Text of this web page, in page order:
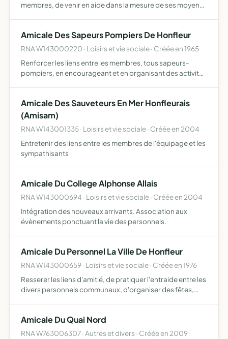
membres, de venir en aide dans la mesure de ses moyens
Amicale Des Sapeurs Pompiers De Honfleur
RNA W143000220 · Loisirs et vie sociale · Créée en 1965
Renforcer les liens entre les membres, tous sapeurs-
pompiers, en encourageant et en organisant des activités
travers dive…
Amicale Des Sauveteurs En Mer Honfleurais
(Amisam)
RNA W143001335 · Loisirs et vie sociale · Créée en 2004
Entretenir des liens entre les membres de l'équipage et les
sympathisants
Amicale Du College Alphonse Allais
RNA W143000694 · Loisirs et vie sociale · Créée en 2004
Intégration des nouveaux arrivants. Association aux
évènements ponctuant la vie des personnels.
Amicale Du Personnel La Ville De Honfleur
RNA W143000659 · Loisirs et vie sociale · Créée en 1976
Resserer les liens d'amitié, de pratiquer l'entraide entre les
divers personnels communaux, d'organiser des fêtes,
Amicale Du Quai Nord
RNA W763006307 · Autres et divers · Créée en 2009